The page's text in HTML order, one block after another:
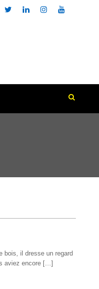
bois, il dresse un regard
aviez encore […]